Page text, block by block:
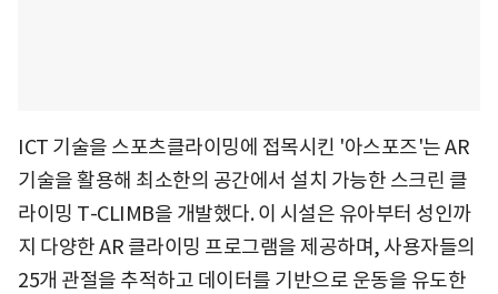
ICT 기술을 스포츠클라이밍에 접목시킨 '아스포즈'는 AR
기술을 활용해 최소한의 공간에서 설치 가능한 스크린 클
라이밍 T-CLIMB을 개발했다. 이 시설은 유아부터 성인까
지 다양한 AR 클라이밍 프로그램을 제공하며, 사용자들의
25개 관절을 추적하고 데이터를 기반으로 운동을 유도한